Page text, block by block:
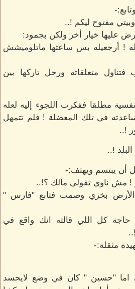
مفتوح ليكم !..
عليها خيار أخر ولكن بجمود:
! أرجعيله بس ساعتها ماتلوميشش
متعلقاته ورحل تاركها بين
مطلقا ففكرت اللجوء إليه لعله
في تلك المعضلة ! فلم تتمهل
!..
!..
أن يبتسم ويهتف:-
! مش ناوي تقولي مالك ؟!..
بخزي وصمت فتابع "فارس "
كل اللي قالته انك واقع في
مثقلة:-
اما "حسين " كان في وضع لايحسد